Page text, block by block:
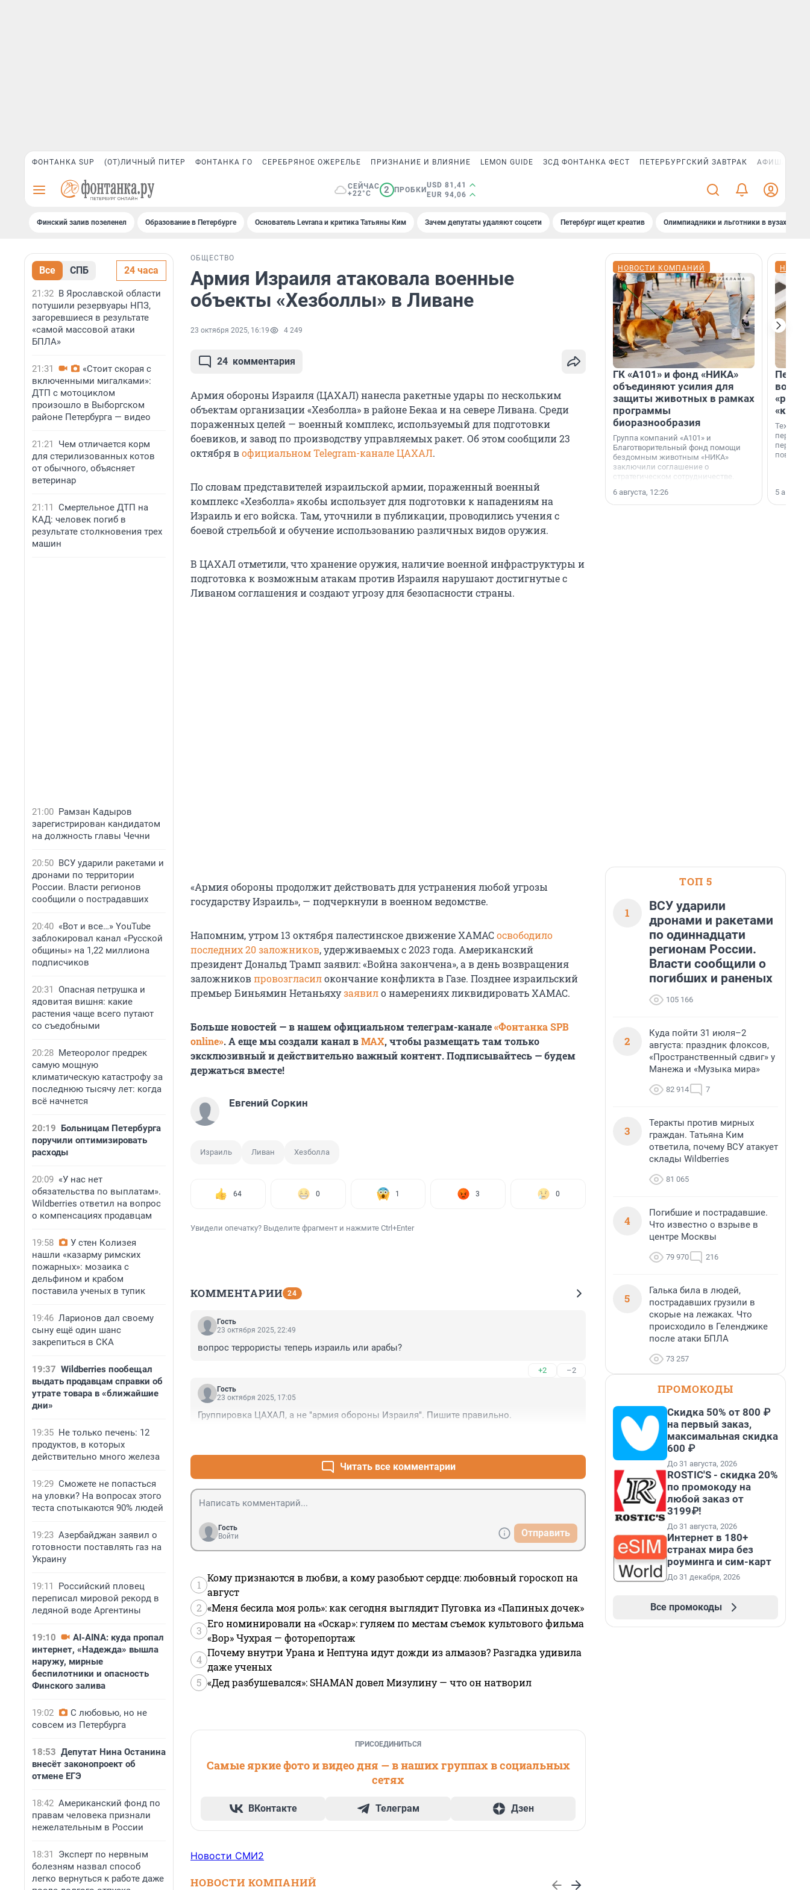
ФОНТАНКА SUP (ОТ)ЛИЧНЫЙ ПИТЕР ФОНТАНКА ГО СЕРЕБРЯНОЕ ОЖЕРЕЛЬЕ ПРИЗНАНИЕ И ВЛИЯНИЕ LEMON GUIDE ЗСД ФОНТАНКА ФЕСТ ПЕТЕРБУРГСКИЙ ЗАВТРАК АФИША PLUS
СЕЙЧАС
+22°C
2 ПРОБКИ
USD 81,41
EUR 94,06
Финский залив позеленел Образование в Петербурге Основатель Levrana и критика Татьяны Ким Зачем депутаты удаляют соцсети Петербург ищет креатив Олимпиадники и льготники в вузах СПб
Все СПБ 24 часа
21:32 В Ярославской области
потушили резервуары НПЗ,
загоревшиеся в результате
«самой массовой атаки
БПЛА»
21:31
«Стоит скорая с
включенными мигалками»:
ДТП с мотоциклом
произошло в Выборгском
районе Петербурга — видео
21:21
Чем отличается корм
для стерилизованных котов
от обычного, объясняет
ветеринар
21:11 Смертельное ДТП на
КАД: человек погиб в
результате столкновения трех
машин
21:00 Рамзан Кадыров
зарегистрирован кандидатом
на должность главы Чечни
20:50 ВСУ ударили ракетами и
дронами по территории
России. Власти регионов
сообщили о пострадавших
20:40 «Вот и все…» YouTube
заблокировал канал «Русской
общины» на 1,22 миллиона
подписчиков
20:31 Опасная петрушка и
ядовитая вишня: какие
растения чаще всего путают
со съедобными
20:28 Метеоролог предрек
самую мощную
климатическую катастрофу за
последнюю тысячу лет: когда
всё начнется
20:19 Больницам Петербурга
поручили оптимизировать
расходы
20:09 «У нас нет
обязательства по выплатам».
Wildberries ответил на вопрос
о компенсациях продавцам
19:58
У стен Колизея
нашли «казарму римских
пожарных»: мозаика с
дельфином и крабом
поставила ученых в тупик
19:46 Ларионов дал своему
сыну ещё один шанс
закрепиться в СКА
19:37 Wildberries пообещал
выдать продавцам справки об
утрате товара в «ближайшие
дни»
19:35 Не только печень: 12
продуктов, в которых
действительно много железа
19:29 Сможете не попасться
на уловки? На вопросах этого
теста спотыкаются 90% людей
19:23 Азербайджан заявил о
готовности поставлять газ на
Украину
19:11
Российский пловец
переписал мировой рекорд в
ледяной воде Аргентины
19:10
AI-AINA: куда пропал
интернет, «Надежда» вышла
наружу, мирные
беспилотники и опасность
Финского залива
19:02
С любовью, но не
совсем из Петербурга
18:53 Депутат Нина Останина
внесёт законопроект об
отмене ЕГЭ
18:42 Американский фонд по
правам человека признали
нежелательным в России
18:31
Эксперт по нервным
болезням назвал способ
легко вернуться к работе даже
ОБЩЕСТВО
Армия Израиля атаковала военные
объекты «Хезболлы» в Ливане
23 октября 2025, 16:19 4 249
24 комментария
Армия обороны Израиля (ЦАХАЛ) нанесла ракетные удары по нескольким
объектам организации «Хезболла» в районе Бекаа и на севере Ливана. Среди
пораженных целей — военный комплекс, используемый для подготовки
боевиков, и завод по производству управляемых ракет. Об этом сообщили 23
октября вофициальном Telegram-канале ЦАХАЛ.
По словам представителей израильской армии, пораженный военный
комплекс «Хезболла» якобы использует для подготовки к нападениям на
Израиль и его войска. Там, уточнили в публикации, проводились учения с
боевой стрельбой и обучение использованию различных видов оружия.
В ЦАХАЛ отметили, что хранение оружия, наличие военной инфраструктуры и
подготовка к возможным атакам против Израиля нарушают достигнутые с
Ливаном соглашения и создают угрозу для безопасности страны.
«Армия обороны продолжит действовать для устранения любой угрозы
государству Израиль», — подчеркнули в военном ведомстве.
Напомним, утром 13 октября палестинское движение ХАМАСосвободило
последних 20 заложников, удерживаемых с 2023 года. Американский
президент Дональд Трамп заявил: «Война закончена», а в день возвращения
заложниковпровозгласилокончание конфликта в Газе. Позднее израильский
премьер Биньямин Нетаньяхузаявило намерениях ликвидировать ХАМАС.
Больше новостей — в нашем официальном телеграм-канале«Фонтанка SPB
online». А еще мы создали канал вMAX, чтобы размещать там только
эксклюзивный и действительно важный контент. Подписывайтесь — будем
держаться вместе!
Евгений Соркин
Израиль Ливан Хезболла
64 0 1 3 0
Увидели опечатку? Выделите фрагмент и нажмите Ctrl+Enter
КОММЕНТАРИИ 24
Гость
23 октября 2025, 22:49
вопрос террористы теперь израиль или арабы?
+2 –2
Гость
23 октября 2025, 17:05
Группировка ЦАХАЛ, а не "армия обороны Израиля". Пишите правильно.
Читать все комментарии
Гость
Войти
Отправить
1
Кому признаются в любви, а кому разобьют сердце: любовный гороскоп на
август
2 «Меня бесила моя роль»: как сегодня выглядит Пуговка из «Папиных дочек»
3
Его номинировали на «Оскар»: гуляем по местам съемок культового фильма
«Вор» Чухрая — фоторепортаж
4
Почему внутри Урана и Нептуна идут дожди из алмазов? Разгадка удивила
даже ученых
5 «Дед разбушевался»: SHAMAN довел Мизулину — что он натворил
ПРИСОЕДИНИТЬСЯ
Самые яркие фото и видео дня — в наших группах в социальных
сетях
ВКонтакте Телеграм Дзен
Новости СМИ2
НОВОСТИ КОМПАНИЙ
НОВОСТИ КОМПАНИЙ
ГК «А101» и фонд «НИКА»
объединяют усилия для
защиты животных в рамках
программы
биоразнообразия
Группа компаний «А101» и
Благотворительный фонд помощи
бездомным животным «НИКА»
заключили соглашение о
стратегическом сотрудничестве.
6 августа, 12:26
5
ТОП 5
1
ВСУ ударили
дронами и ракетами
по одиннадцати
регионам России.
Власти сообщили о
погибших и раненых
105 166
2
Куда пойти 31 июля–2
августа: праздник флоксов,
«Пространственный сдвиг» у
Манежа и «Музыка мира»
82 914 7
3
Теракты против мирных
граждан. Татьяна Ким
ответила, почему ВСУ атакует
склады Wildberries
81 065
4
Погибшие и пострадавшие.
Что известно о взрыве в
центре Москвы
79 970 216
5
Галька била в людей,
пострадавших грузили в
скорые на лежаках. Что
происходило в Геленджике
после атаки БПЛА
73 257
ПРОМОКОДЫ
Скидка 50% от 800 ₽
на первый заказ,
максимальная скидка
600 ₽
До 31 августа, 2026
ROSTIC'S - скидка 20%
по промокоду на
любой заказ от
3199₽!
До 31 августа, 2026
Интернет в 180+
странах мира без
роуминга и сим-карт
До 31 декабря, 2026
Все промокоды